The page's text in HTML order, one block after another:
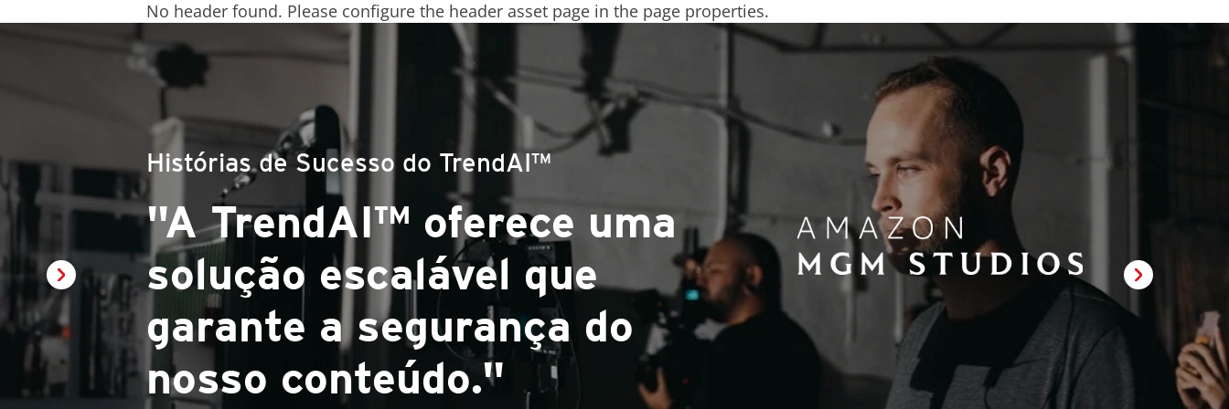
No header found. Please configure the header asset page in the page properties.
Histórias de Sucesso do TrendAI™
“Trata-se de ferramentas
eficazes e inovadoras,
aliadas a uma ótima
parceria.”